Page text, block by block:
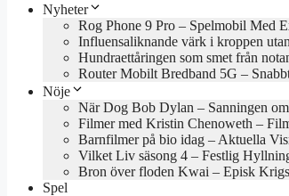
Nyheter
Rog Phone 9 Pro – Spelmobil Med
Influensaliknande värk i kroppen
Hundraettåringen som smet från
Router Mobilt Bredband 5G –
Nöje
När Dog Bob Dylan – Sanningen
Filmer med Kristin Chenoweth –
Barnfilmer på bio idag – Aktuella
Vilket Liv säsong 4 – Festlig
Bron över floden Kwai – Episk
Spel